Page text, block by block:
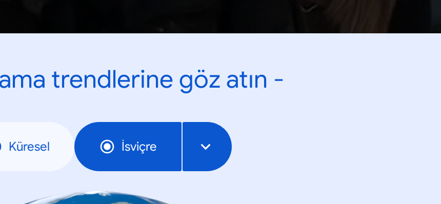
trendlerine göz atın -
Küresel İsviçre